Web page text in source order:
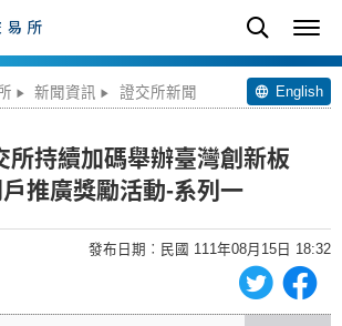
新聞資訊 證交所新聞 English
所持續加碼舉辦臺灣創新板
推廣獎勵活動-系列一
發布日期︰民國 111年08月15日 18:32